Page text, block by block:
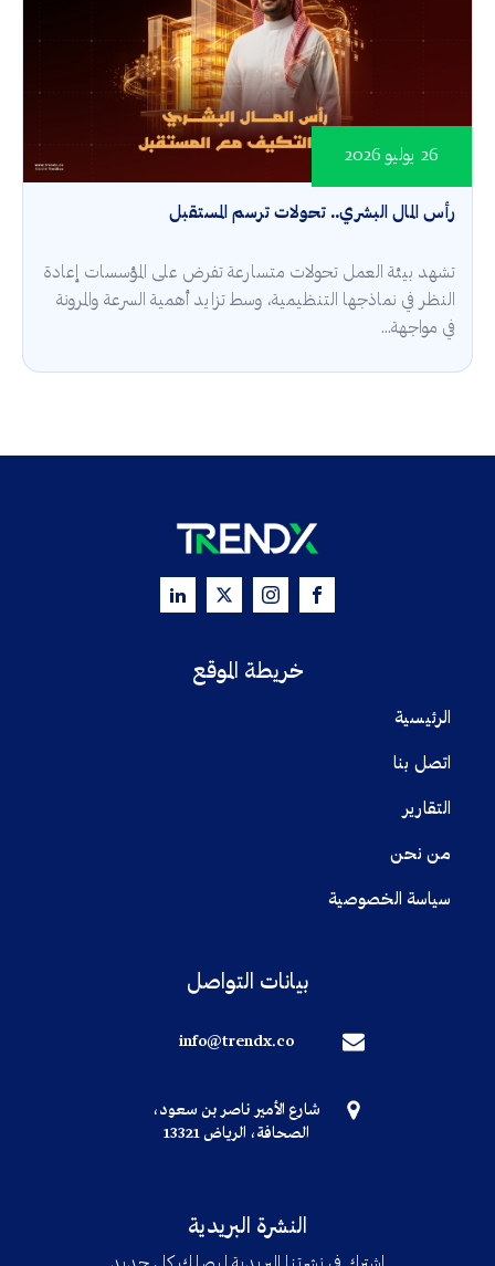
رأس المال البشري.. تحولات ترسم المستقبل
26 يوليو 2026
تشهد بيئة العمل تحولات متسارعة تفرض على المؤسسات إعادة
النظر في نماذجها التنظيمية، وسط تزايد أهمية السرعة والمرونة
في مواجهة...
خريطة الموقع
الرئيسية
اتصل بنا
التقارير
من نحن
سياسة الخصوصية
بيانات التواصل
info@trendx.co
شارع الأمير ناصر بن سعود،
الصحافة، الرياض 13321
النشرة البريدية